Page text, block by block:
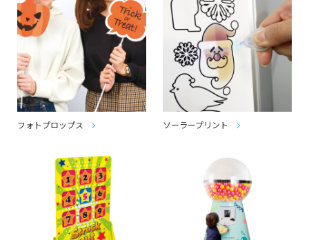
フォトプロップス ソーラープリント